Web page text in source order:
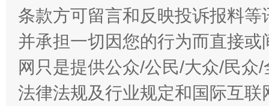
条款方可留言和反映投诉报料
并承担一切因您的行为而直接
网只是提供公众/公民/大众/民
法律法规及行业规定和国际互